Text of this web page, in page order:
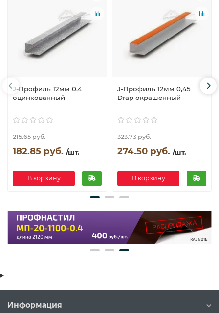
J-Профиль 12мм 0,4
оцинкованный
215.65 руб.
182.85 руб. /шт.
В корзину
J-Профиль 12мм 0,45
Drap окрашенный
323.73 руб.
274.50 руб. /шт.
В корзину
Информация